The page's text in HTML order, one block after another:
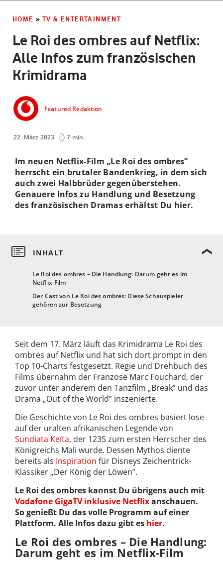
HOME » TV & ENTERTAINMENT
Le Roi des ombres auf Netflix:
Alle Infos zum französischen
Krimidrama
Featured Redaktion
22. März 2023 7 min.
Le Roi des ombres – Die Handlung: Darum geht es im
Netflix-Film
Der Cast von Le Roi des ombres: Diese Schauspieler
gehören zur Besetzung
Im neuen Netflix-Film „Le Roi des ombres”
herrscht ein brutaler Bandenkrieg, in dem sich
auch zwei Halbbrüder gegenüberstehen.
Genauere Infos zu Handlung und Besetzung
des französischen Dramas erhältst Du hier.
Seit dem 17. März läuft das Krimidrama Le Roi des
ombres auf Netflix und hat sich dort prompt in den
Top 10-Charts festgesetzt. Regie und Drehbuch des
Films übernahm der Franzose Marc Fouchard, der
zuvor unter anderem den Tanzfilm „Break” und das
Drama „Out of the World” inszenierte.
Die Geschichte von Le Roi des ombres basiert lose
auf der uralten afrikanischen Legende von
Sundiata Keïta, der 1235 zum ersten Herrscher des
Königreichs Mali wurde. Dessen Mythos diente
bereits als Inspiration für Disneys Zeichentrick-
Klassiker „Der König der Löwen”.
Le Roi des ombres kannst Du übrigens auch mit
Vodafone GigaTV inklusive Netflixanschauen.
So genießt Du das volle Programm auf einer
Plattform. Alle Infos dazu gibt es hier.
Le Roi des ombres – Die Handlung:
Darum geht es im Netflix-Film